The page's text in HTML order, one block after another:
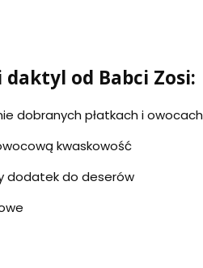
daktyl od Babci Zosi:
dobranych płatkach i owocach
kwaskowość
dodatek do deserów